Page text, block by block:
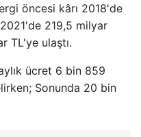
öncesi kârı 2018'de
219,5 milyar
TL'ye ulaştı.
ücret 6 bin 859
Sonunda 20 bin